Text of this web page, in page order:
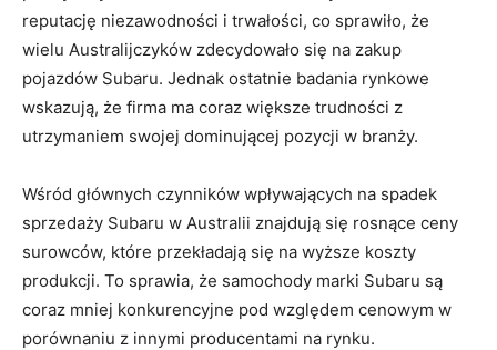
reputację niezawodności i trwałości, co sprawiło, ‍że
wielu Australijczyków zdecydowało się ‌na zakup
pojazdów‍ Subaru. Jednak ostatnie badania rynkowe
wskazują, że ⁤firma ma coraz większe trudności z
utrzymaniem ⁤swojej‌ dominującej pozycji w branży.
Wśród głównych czynników wpływających na ​spadek
sprzedaży Subaru w⁣ Australii znajdują się rosnące ⁢ceny
surowców, które przekładają się na wyższe koszty
produkcji. To sprawia, że samochody marki Subaru są
‍coraz mniej konkurencyjne pod względem cenowym ⁣w
porównaniu z​ innymi producentami ⁣na rynku.